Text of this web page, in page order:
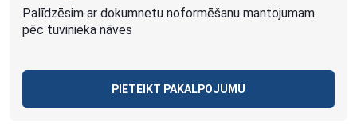
Palīdzēsim ar dokumnetu noformēšanu mantojumam
pēc tuvinieka nāves
PIETEIKT PAKALPOJUMU